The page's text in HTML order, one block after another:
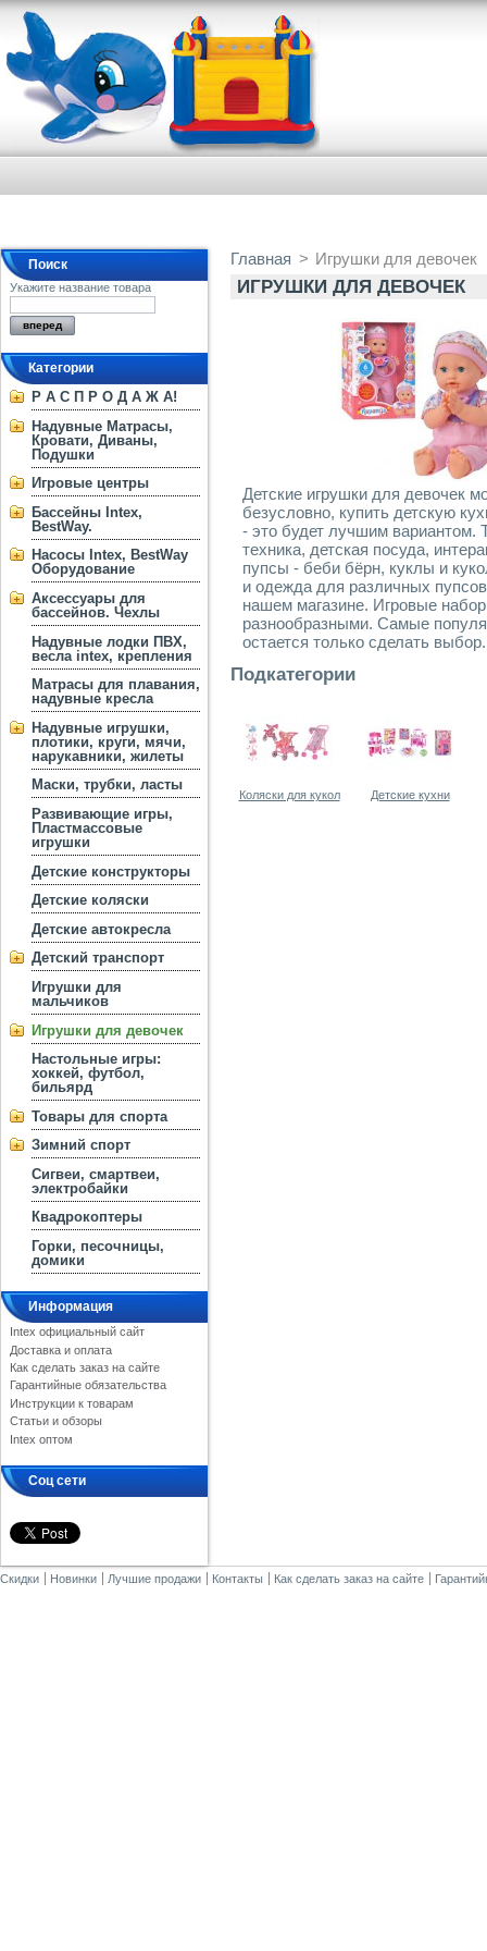
Поиск
Укажите название товара
Категории
Р А С П Р О Д А Ж А!
Надувные Матрасы,
Кровати, Диваны,
Подушки
Игровые центры
Бассейны Intex,
BestWay.
Насосы Intex, BestWay
Оборудование
Аксессуары для
бассейнов. Чехлы
Надувные лодки ПВХ,
весла intex, крепления
Матрасы для плавания,
надувные кресла
Надувные игрушки,
плотики, круги, мячи,
нарукавники, жилеты
Маски, трубки, ласты
Развивающие игры,
Пластмассовые
игрушки
Детские конструкторы
Детские коляски
Детские автокресла
Детский транспорт
Игрушки для
мальчиков
Игрушки для девочек
Настольные игры:
хоккей, футбол,
бильярд
Товары для спорта
Зимний спорт
Сигвеи, смартвеи,
электробайки
Квадрокоптеры
Горки, песочницы,
домики
Информация
Intex официальный сайт
Доставка и оплата
Как сделать заказ на сайте
Гарантийные обязательства
Инструкции к товарам
Статьи и обзоры
Intex оптом
Соц сети
Главная > Игрушки для девочек
ИГРУШКИ ДЛЯ ДЕВОЧЕК
Детские игрушки для девочек
безусловно, купить детскую
- это будет лучшим вариантом.
техника, детская посуда,
пупсы - беби бёрн, куклы и
и одежда для различных
нашем магазине. Игровые
разнообразными. Самые
остается только сделать выбор.
Подкатегории
Коляски для кукол Детские кухни
Скидки Новинки Лучшие продажи Контакты Как сделать заказ на сайте